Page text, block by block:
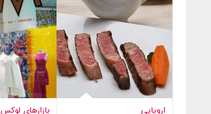
بازارهای لوکس اروپایی